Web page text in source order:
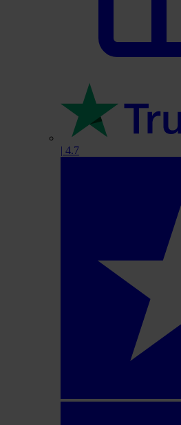
| 4.7